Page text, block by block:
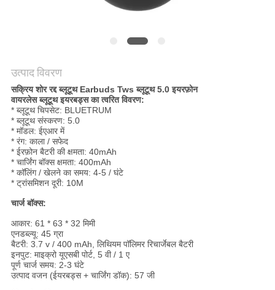
उत्पाद विवरण
सक्रिय शोर रद्द ब्लूटूथ Earbuds Tws ब्लूटूथ 5.0 इयरफ़ोन
वायरलेस ब्लूटूथ इयरबड्स का त्वरित विवरण:
* ब्लूटूथ चिपसेट: BLUETRUM
* ब्लूटूथ संस्करण: 5.0
* मॉडल: ईएआर में
* रंग: काला / सफेद
* ईरफ़ोन बैटरी की क्षमता: 40mAh
* चार्जिंग बॉक्स क्षमता: 400mAh
* कॉलिंग / खेलने का समय: 4-5 / घंटे
* ट्रांसमिशन दूरी: 10M
चार्ज बॉक्स:
आकार: 61 * 63 * 32 मिमी
एनडब्ल्यू: 45 ग्रा
बैटरी: 3.7 v / 400 mAh, लिथियम पॉलिमर रिचार्जेबल बैटरी
इनपुट: माइक्रो यूएसबी पोर्ट, 5 वी / 1 ए
पूर्ण चार्ज समय: 2-3 घंटे
उत्पाद वजन (ईयरबड्स + चार्जिंग डॉक): 57 जी